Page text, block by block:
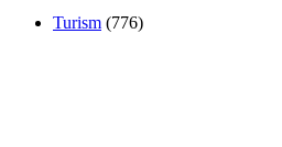
Turism (776)